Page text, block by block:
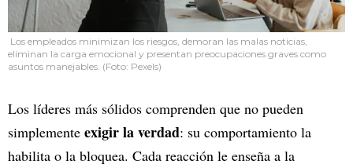
Los empleados minimizan los riesgos, demoran las malas noticias,
eliminan la carga emocional y presentan preocupaciones graves como
asuntos manejables. (Foto: Pexels)
Los líderes más sólidos comprenden que no pueden
simplemente exigir la verdad: su comportamiento la
habilita o la bloquea. Cada reacción le enseña a la